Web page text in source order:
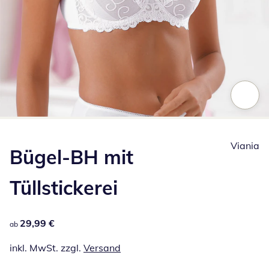
Bügel-BH mit
Tüllstickerei
29,99 €
ab 29,99 €
inkl. MwSt. zzgl. Versand
Viania